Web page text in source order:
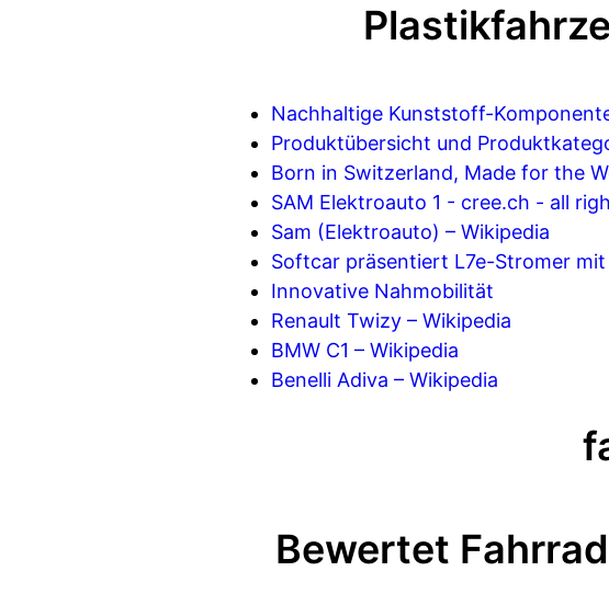
Nachhaltige Kunststoff-
Produktübersicht und
Born in Switzerland, Made for the
SAM Elektroauto 1 - cree.ch - all
Sam (Elektroauto) – Wikipedia
Softcar präsentiert L7e-Stromer
Innovative Nahmobilität
Renault Twizy – Wikipedia
BMW C1 – Wikipedia
Benelli Adiva – Wikipedia
Bewertet